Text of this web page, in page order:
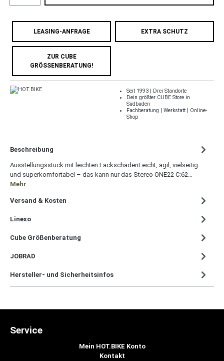
LEASING-ANFRAGE EXTRA SCHUTZ
ZUR CUBE
GRÖSSENBERATUNG!
Seit 1993 | Drei Standorte
Dein größter CUBE Store in
Südbaden
Fachberatung | Werkstatt | Online-
Shop
Beschreibung
Ausstellungsstück mit leichten LackschädenLeicht, agil, vielseitig
und superkomfortabel – das kann nur das Stereo ONE22 C:62…
Mehr
Versand & Kosten
Linexo
Cube Größenberatung
JOBRAD
Hersteller- und Sicherheitsinfos
Service
Mein HOT.BIKE Konto
Kontakt